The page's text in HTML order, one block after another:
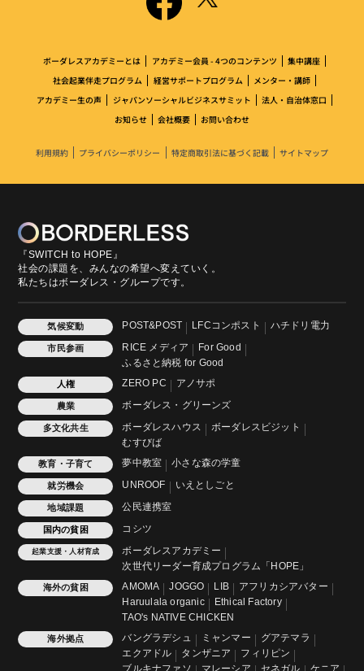
ボーダレスアカデミーとは アカデミー会員 - 4つのコンテンツ
集中講座
社会起業伴走プログラム
経営サポートプログラム
メンター・講師
アカデミー生の声
ジャパンソーシャルビジネスサミット
法人・自治体窓口
お知らせ
会社概要 お問い合わせ
利用規約 プライバシーポリシー 特定商取引法に基づく記載 サイトマップ
『SWITCH to HOPE』
社会の課題を、みんなの希望へ変えていく。
私たちはボーダレス・グループです。
気候変動 POST&POST LFCコンポスト ハチドリ電力
市民参画 RICE メディア
For Good
ふるさと納税 for Good
人権 ZERO PC アノサポ
農業 ボーダレス・グリーンズ
多文化共生 ボーダレスハウス
ボーダレスビジット
むすびば
教育・子育て 夢中教室 小さな森の学童
就労機会 UNROOF いえとしごと
地域課題 公民連携室
国内の貧困 コシツ
起業支援・人材育成
ボーダレスアカデミー
次世代リーダー育成プログラム「HOPE」
海外の貧困 AMOMA JOGGO LIB
アフリカシアバター
Haruulala organic
Ethical Factory
TAO's NATIVE CHICKEN
海外拠点 バングラデシュ ミャンマー
グアテマラ
エクアドル
タンザニア
フィリピン